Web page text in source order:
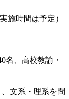
施時間は予定）
名、高校教諭・
文系・理系を問